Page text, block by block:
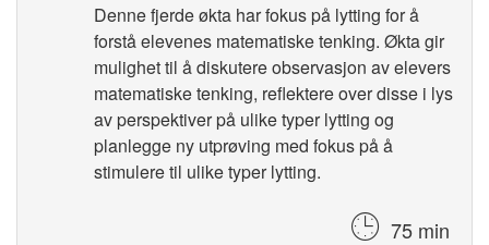
Denne fjerde økta har fokus på lytting for å
forstå elevenes matematiske tenking. Økta gir
mulighet til å diskutere observasjon av elevers
matematiske tenking, reflektere over disse i lys
av perspektiver på ulike typer lytting og
planlegge ny utprøving med fokus på å
stimulere til ulike typer lytting.
75 min